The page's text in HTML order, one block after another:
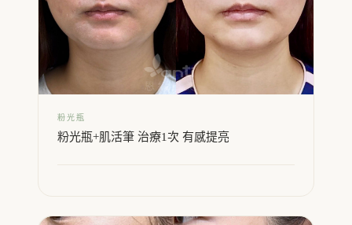
粉光瓶
粉光瓶+肌活筆 治療1次 有感提亮